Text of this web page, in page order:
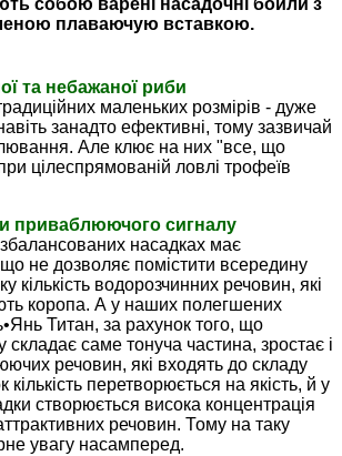
плаваючую вставкою.
та небажаної риби
маленьких розмірів - дуже
занадто ефективні, тому зазвичай
Але клює на них "все, що
цілеспрямованій ловлі трофеїв
приваблюючого сигналу
насадках має
не дозволяє помістити всередину
кількість водорозчинних речовин, які
коропа. А у наших полегшених
Титан, за рахунок того, що
складає саме тонуча частина, зростає і
речовин, які входять до складу
кількість перетворюється на якість, й у
створюється висока концентрація
речовин. Тому на таку
увагу насамперед.